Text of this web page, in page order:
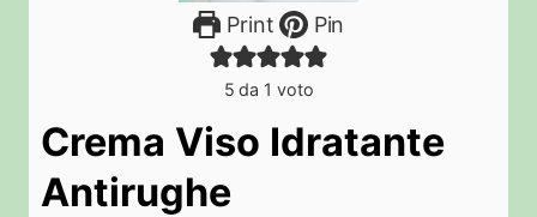
Print Pin
5 da 1 voto
Crema Viso Idratante
Antirughe